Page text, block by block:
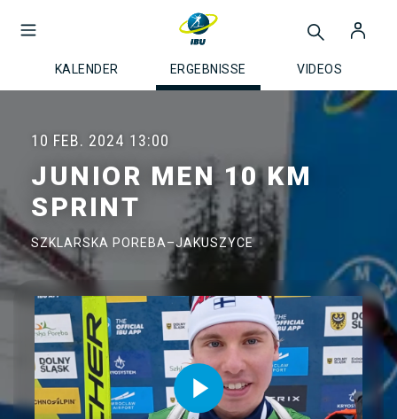
KALENDER ERGEBNISSE VIDEOS
10 FEB. 2024 13:00
JUNIOR MEN 10 KM
SPRINT
SZKLARSKA POREBA–JAKUSZYCE